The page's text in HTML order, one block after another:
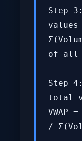
Step
values
of all
Step
total
VWAP
/